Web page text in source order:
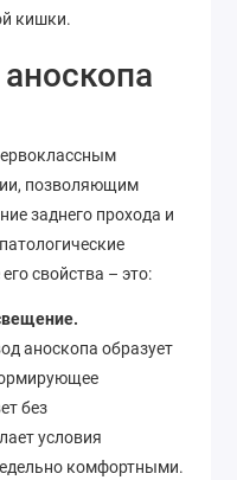
кишки.
позволяющим
заднего прохода и
свойства – это:
аноскопа образует
без
условия
комфортными.